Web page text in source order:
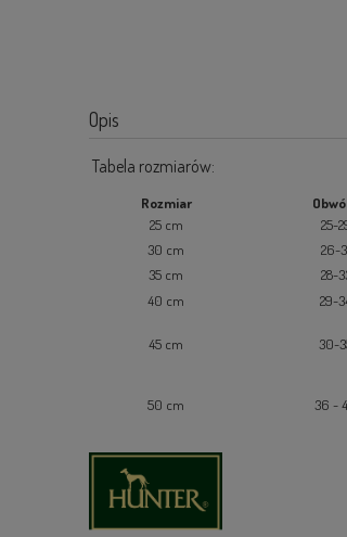
Opis
Tabela rozmiarów:
Rozmiar
25 cm
25-
30 cm
26-
35 cm
28-
40 cm
29-
45 cm 30-
50 cm 36 -